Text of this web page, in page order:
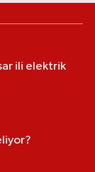
ili elektrik